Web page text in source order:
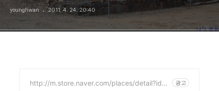
younghwan 2011. 4. 24. 20:40
http://m.store.naver.com/places/detail?id=1
광고